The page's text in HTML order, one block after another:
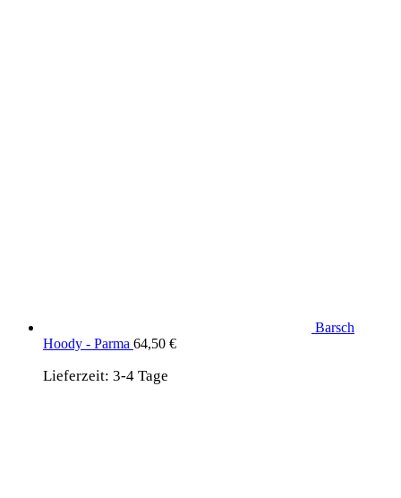
Barsch
Hoody - Parma 64,50 €
Lieferzeit: 3-4 Tage